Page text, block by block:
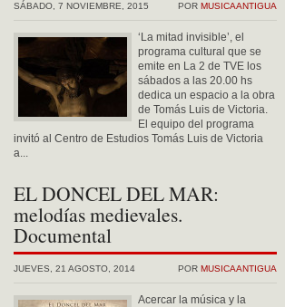
POR MUSICAANTIGUA
SÁBADO, 7 NOVIEMBRE, 2015
‘La mitad invisible’, el
programa cultural que se
emite en La 2 de TVE los
sábados a las 20.00 hs
dedica un espacio a la obra
de Tomás Luis de Victoria.
El equipo del programa
invitó al Centro de Estudios Tomás Luis de Victoria
a...
EL DONCEL DEL MAR:
melodías medievales.
Documental
POR MUSICAANTIGUA
JUEVES, 21 AGOSTO, 2014
Acercar la música y la